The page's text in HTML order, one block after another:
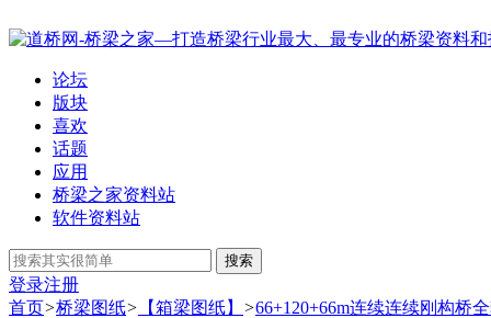
论坛
版块
喜欢
话题
应用
桥梁之家资料站
软件资料站
搜索
登录注册
首页>桥梁图纸> 【箱梁图纸】 >66+120+66m连续连续刚构桥